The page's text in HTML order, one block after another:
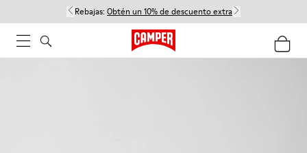
Rebajas: Obtén un 10% de descuento extra